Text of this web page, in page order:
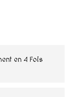
en 4 Fois